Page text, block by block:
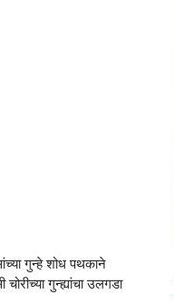
गुन्हे शोध पथकाने
गुन्ह्यांचा उलगडा